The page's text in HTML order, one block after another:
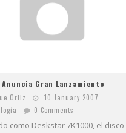
Gran Lanzamiento
Ortiz
10 January 2007
0 Comments
como Deskstar 7K1000, el disco